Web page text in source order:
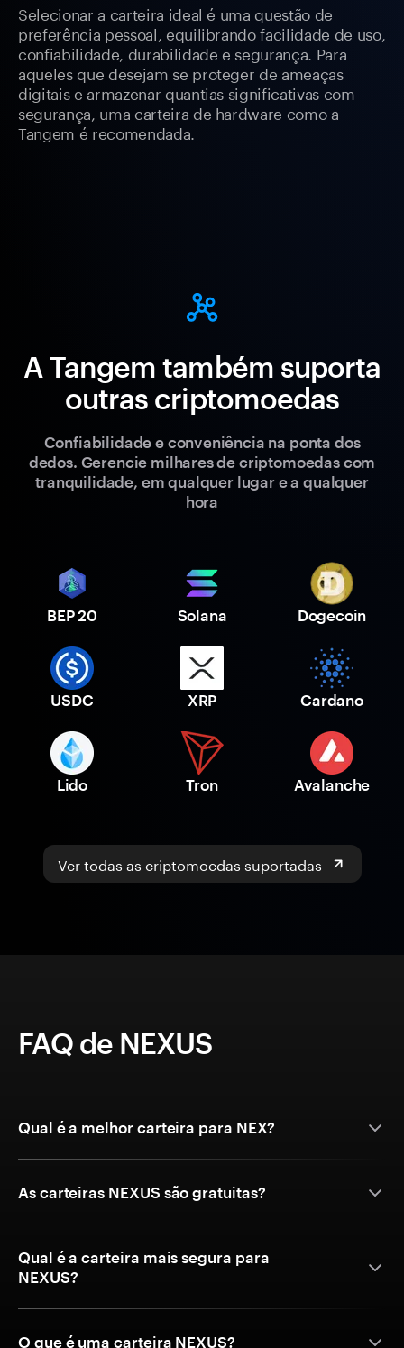
Selecionar a carteira ideal é uma questão de
preferência pessoal, equilibrando facilidade de uso,
confiabilidade, durabilidade e segurança. Para
aqueles que desejam se proteger de ameaças
digitais e armazenar quantias significativas com
segurança, uma carteira de hardware como a
Tangem é recomendada.
A Tangem também suporta
outras criptomoedas
Confiabilidade e conveniência na ponta dos
dedos. Gerencie milhares de criptomoedas com
tranquilidade, em qualquer lugar e a qualquer
hora
BEP 20 Solana Dogecoin
USDC XRP Cardano
Lido Tron Avalanche
Ver todas as criptomoedas suportadas
FAQ de NEXUS
Qual é a melhor carteira para NEX?
As carteiras NEXUS são gratuitas?
Qual é a carteira mais segura para
NEXUS?
O que é uma carteira NEXUS?